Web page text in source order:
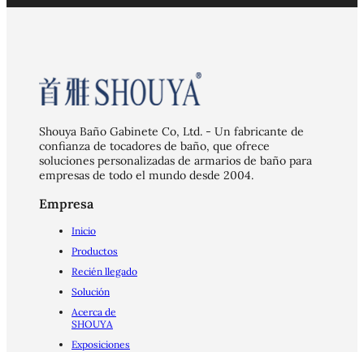
Shouya Baño Gabinete Co, Ltd. - Un fabricante de
confianza de tocadores de baño, que ofrece
soluciones personalizadas de armarios de baño para
empresas de todo el mundo desde 2004.
Empresa
Inicio
Productos
Recién llegado
Solución
Acerca de
SHOUYA
Exposiciones